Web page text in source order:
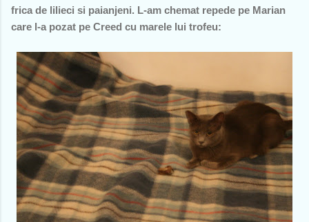
frica de lilieci si paianjeni. L-am chemat repede pe Marian
care l-a pozat pe Creed cu marele lui trofeu: